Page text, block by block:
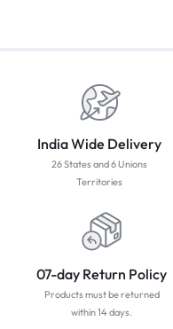
India Wide Delivery
26 States and 6 Unions
Territories
07-day Return Policy
Products must be returned
within 14 days.